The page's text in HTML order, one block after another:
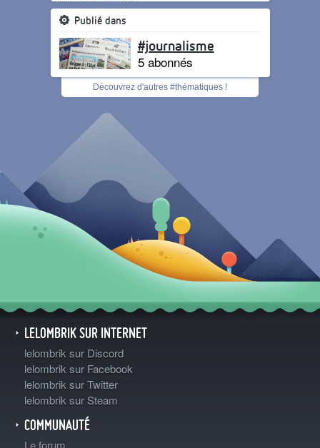
Publié dans
#journalisme
5 abonnés
Découvrez d'autres #thématiques !
LELOMBRIK SUR INTERNET
lelombrik sur Discord
lelombrik sur Facebook
lelombrik sur Twitter
lelombrik sur Steam
COMMUNAUTÉ
Le forum